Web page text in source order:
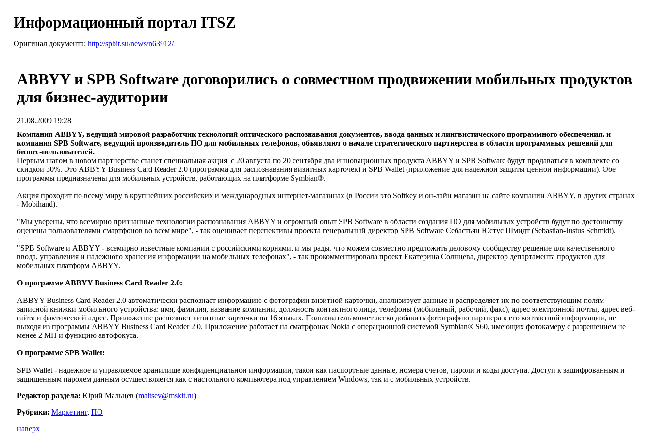
Информационный портал ITSZ
Оригинал документа: http://spbit.su/news/n63912/
ABBYY и SPB Software договорились о совместном продвижении мобильных продуктов
для бизнес-аудитории
21.08.2009 19:28
Компания ABBYY, ведущий мировой разработчик технологий оптического распознавания документов, ввода данных и лингвистического программного обеспечения, и
компания SPB Software, ведущий производитель ПО для мобильных телефонов, объявляют о начале стратегического партнерства в области программных решений для
бизнес-пользователей.
Первым шагом в новом партнерстве станет специальная акция: с 20 августа по 20 сентября два инновационных продукта ABBYY и SPB Software будут продаваться в комплекте со
скидкой 30%. Это ABBYY Business Card Reader 2.0 (программа для распознавания визитных карточек) и SPB Wallet (приложение для надежной защиты ценной информации). Обе
программы предназначены для мобильных устройств, работающих на платформе Symbian®.
Акция проходит по всему миру в крупнейших российских и международных интернет-магазинах (в России это Softkey и он-лайн магазин на сайте компании ABBYY, в других странах
- Mobihand).
"Мы уверены, что всемирно признанные технологии распознавания ABBYY и огромный опыт SPB Software в области создания ПО для мобильных устройств будут по достоинству
оценены пользователями смартфонов во всем мире", - так оценивает перспективы проекта генеральный директор SPB Software Себастьян Юстус Шмидт (Sebastian-Justus Schmidt).
"SPB Software и ABBYY - всемирно известные компании с российскими корнями, и мы рады, что можем совместно предложить деловому сообществу решение для качественного
ввода, управления и надежного хранения информации на мобильных телефонах", - так прокомментировала проект Екатерина Солнцева, директор департамента продуктов для
мобильных платформ ABBYY.
О программе ABBYY Business Card Reader 2.0:
ABBYY Business Card Reader 2.0 автоматически распознает информацию с фотографии визитной карточки, анализирует данные и распределяет их по соответствующим полям
записной книжки мобильного устройства: имя, фамилия, название компании, должность контактного лица, телефоны (мобильный, рабочий, факс), адрес электронной почты, адрес веб-
сайта и фактический адрес. Приложение распознает визитные карточки на 16 языках. Пользователь может легко добавить фотографию партнера к его контактной информации, не
выходя из программы ABBYY Business Card Reader 2.0. Приложение работает на сматрфонах Nokia c операционной системой Symbian® S60, имеющих фотокамеру с разрешением не
менее 2 МП и функцию автофокуса.
О программе SPB Wallet:
SPB Wallet - надежное и управляемое хранилище конфиденциальной информации, такой как паспортные данные, номера счетов, пароли и коды доступа. Доступ к зашифрованным и
защищенным паролем данным осуществляется как с настольного компьютера под управлением Windows, так и с мобильных устройств.
Редактор раздела: Юрий Мальцев (maltsev@mskit.ru)
Рубрики: Маркетинг, ПО
наверх